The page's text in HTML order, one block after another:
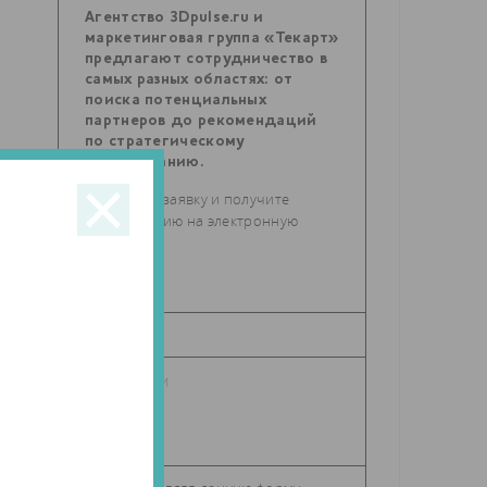
Агентство 3Dpulse.ru и
маркетинговая группа «Текарт»
предлагают сотрудничество в
самых разных областях: от
поиска потенциальных
партнеров до рекомендаций
по стратегическому
планированию.
Отправьте заявку и получите
консультацию на электронную
почту.